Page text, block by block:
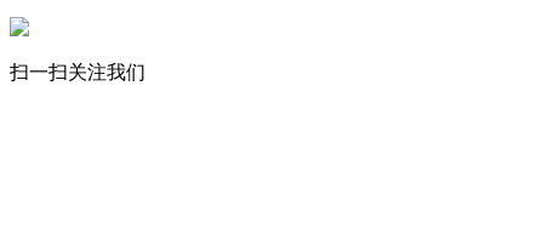
扫一扫关注我们